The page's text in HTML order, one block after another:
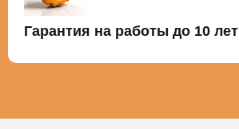
Гарантия на работы до 10 лет